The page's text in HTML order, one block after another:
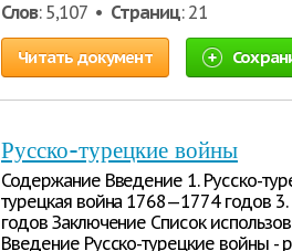
Слов: 5,107 • Страниц: 21
Читать документ
Русско-турецкие войны
Содержание Введение 1. Русско-
турецкая война 1768—1774 годов
годов Заключение Список
Введение Русско-турецкие войны